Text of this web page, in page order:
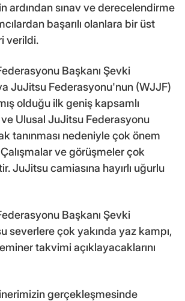
ardından sınav ve derecelendirme
başarılı olanlara bir üst
verildi.
Başkanı Şevki
JuJitsu Federasyonu'nun (WJJF)
olduğu ilk geniş kapsamlı
ve Ulusal JuJitsu Federasyonu
tanınması nedeniyle çok önem
ve görüşmeler çok
JuJitsu camiasına hayırlı uğurlu
Başkanı Şevki
severlere çok yakında yaz kampı,
takvimi açıklayacaklarını
gerçekleşmesinde